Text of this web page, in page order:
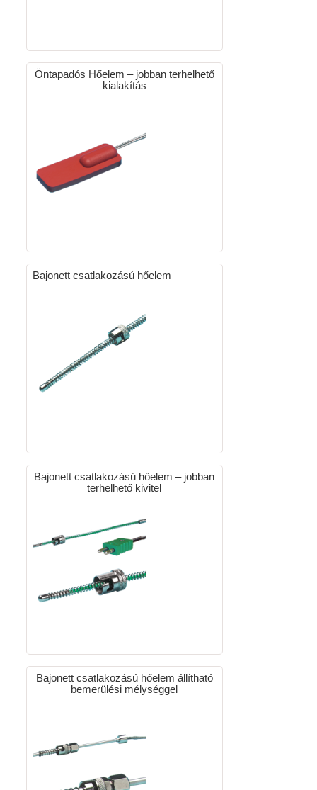
Öntapadós Hőelem – jobban terhelhető
kialakítás
Bajonett csatlakozású hőelem
Bajonett csatlakozású hőelem – jobban
terhelhető kivitel
Bajonett csatlakozású hőelem állítható
bemerülési mélységgel